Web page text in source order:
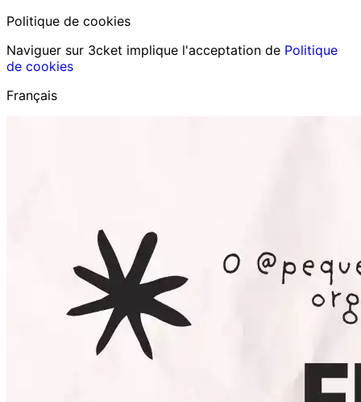
Politique de cookies
Naviguer sur 3cket implique l'acceptation de Politique
de cookies
Français